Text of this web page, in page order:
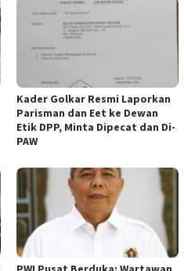
Kader Golkar Resmi Laporkan
Parisman dan Eet ke Dewan
Etik DPP, Minta Dipecat dan Di-
PAW